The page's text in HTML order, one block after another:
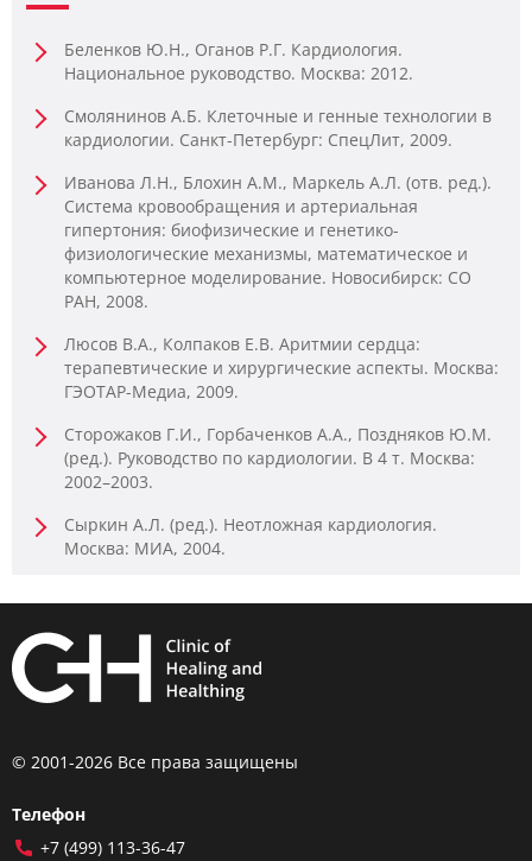
Беленков Ю.Н., Оганов Р.Г. Кардиология.
Национальное руководство. Москва: 2012.
Смолянинов А.Б. Клеточные и генные технологии в
кардиологии. Санкт-Петербург: СпецЛит, 2009.
Иванова Л.Н., Блохин А.М., Маркель А.Л. (отв. ред.).
Система кровообращения и артериальная
гипертония: биофизические и генетико-
физиологические механизмы, математическое и
компьютерное моделирование. Новосибирск: СО
РАН, 2008.
Люсов В.А., Колпаков Е.В. Аритмии сердца:
терапевтические и хирургические аспекты. Москва:
ГЭОТАР-Медиа, 2009.
Сторожаков Г.И., Горбаченков А.А., Поздняков Ю.М.
(ред.). Руководство по кардиологии. В 4 т. Москва:
2002–2003.
Сыркин А.Л. (ред.). Неотложная кардиология.
Москва: МИА, 2004.
© 2001-2026 Все права защищены
Телефон
+7 (499) 113-36-47